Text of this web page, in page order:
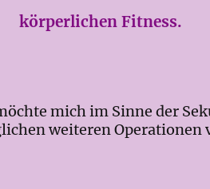
körperlichen Fitness.
mich im Sinne der
weiteren Operationen